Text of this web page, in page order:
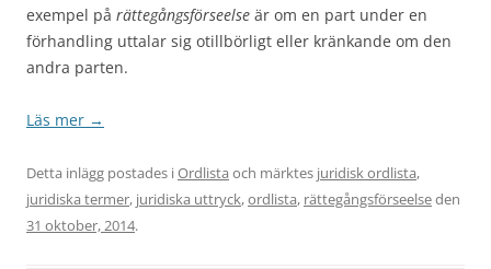
exempel på rättegångsförseelse är om en part under en
förhandling uttalar sig otillbörligt eller kränkande om den
andra parten.
Läs mer →
Detta inlägg postades iOrdlista och märktes juridisk ordlista,
juridiska termer, juridiska uttryck,ordlista, rättegångsförseelseden
31 oktober, 2014.